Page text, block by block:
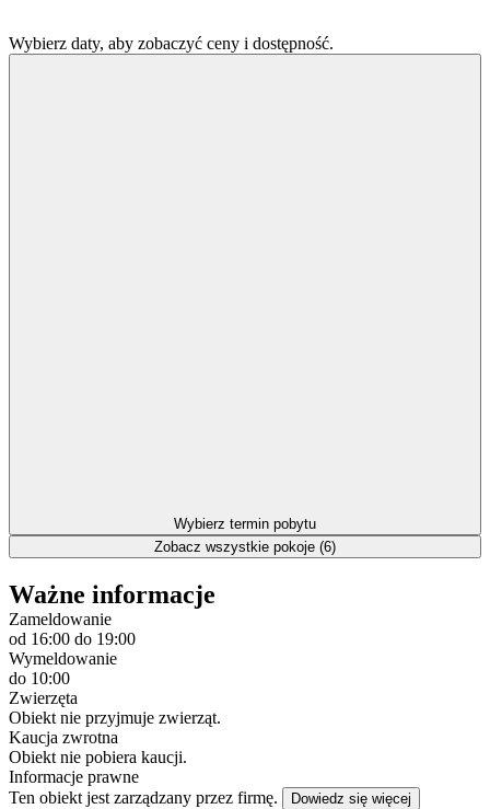
Wybierz daty, aby zobaczyć ceny i dostępność.
Wybierz termin pobytu
Zobacz wszystkie pokoje (6)
Ważne informacje
Zameldowanie
od 16:00 do 19:00
Wymeldowanie
do 10:00
Zwierzęta
Obiekt nie przyjmuje zwierząt.
Kaucja zwrotna
Obiekt nie pobiera kaucji.
Informacje prawne
Ten obiekt jest zarządzany przez firmę.
Dowiedz się więcej